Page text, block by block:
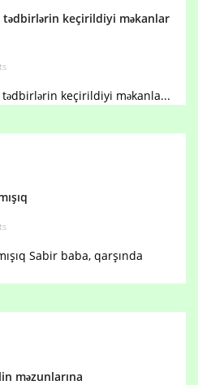
tədbirlərin keçirildiyi məkanlar
tədbirlərin keçirildiyi məkanla...
Sabir baba, qarşında
məzunlarına